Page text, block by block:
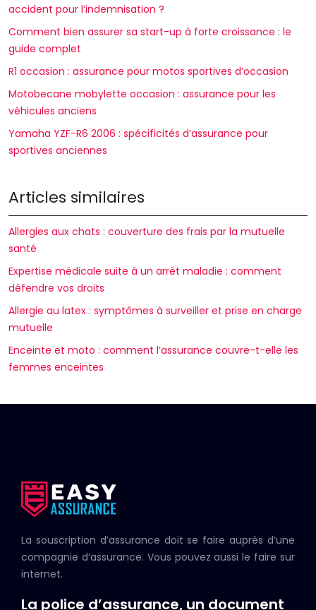
accident pour l’indemnisation ?
Comment bien assurer sa start-up à forte croissance : le
guide complet
R1 occasion : assurance pour motos sportives d’occasion
Motobecane mobylette occasion : assurance pour les
véhicules anciens
Yamaha YZF-R6 2006 : spécificités d’assurance pour
sportives anciennes
Articles similaires
Allergies aux chats : couverture des frais par la mutuelle
santé
Expertise médicale suite à un arrêt maladie : comment
défendre vos droits
Allergie au latex : symptômes à surveiller et prise en charge
mutuelle
Enceinte et moto : comment l’assurance couvre-t-elle les
femmes enceintes
La souscription d’assurance doit se faire auprès d’une
compagnie d’assurance. Vous pouvez aussi le faire sur
internet.
La police d’assurance, un document